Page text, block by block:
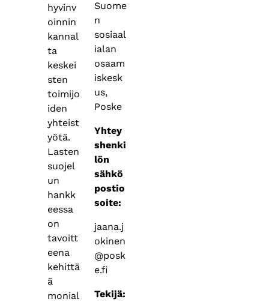
hyvinv
oinnin
kannal
ta
keskei
sten
toimijo
iden
yhteist
yötä.
Lasten
suojel
un
hankk
eessa
on
tavoitt
eena
kehittä
ä
monial
Suome
n
sosiaal
ialan
osaam
iskesk
us,
Poske
Yhtey
shenki
lön
sähkö
postio
soite:
jaana.j
okinen
@posk
e.fi
Tekijä: